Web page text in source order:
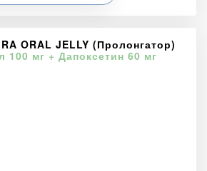
ORAL JELLY (Пролонгатор)
100 мг + Дапоксетин 60 мг